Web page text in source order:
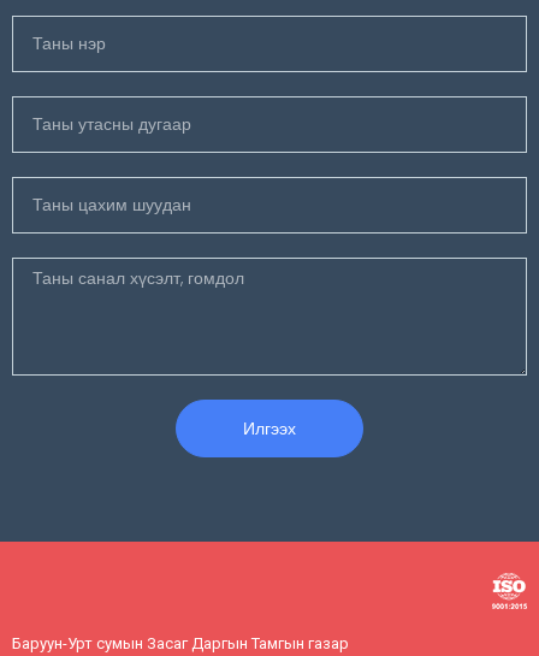
Илгээх
Баруун-Урт сумын Засаг Даргын Тамгын газар